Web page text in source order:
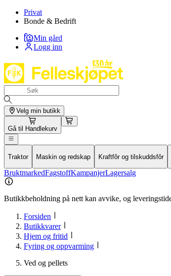
Privat
Bonde & Bedrift
Min gård
Logg inn
Velg min butikk
Gå til Handlekurv
Traktor Maskin og redskap Kraftfôr og tilskuddsfôr
BruktmarkedFagstoffKampanjerLagersalg
Butikkbeholdning på nett kan avvike, og
Forsiden
Butikkvarer
Hjem og fritid
Fyring og oppvarming
Ved og pellets